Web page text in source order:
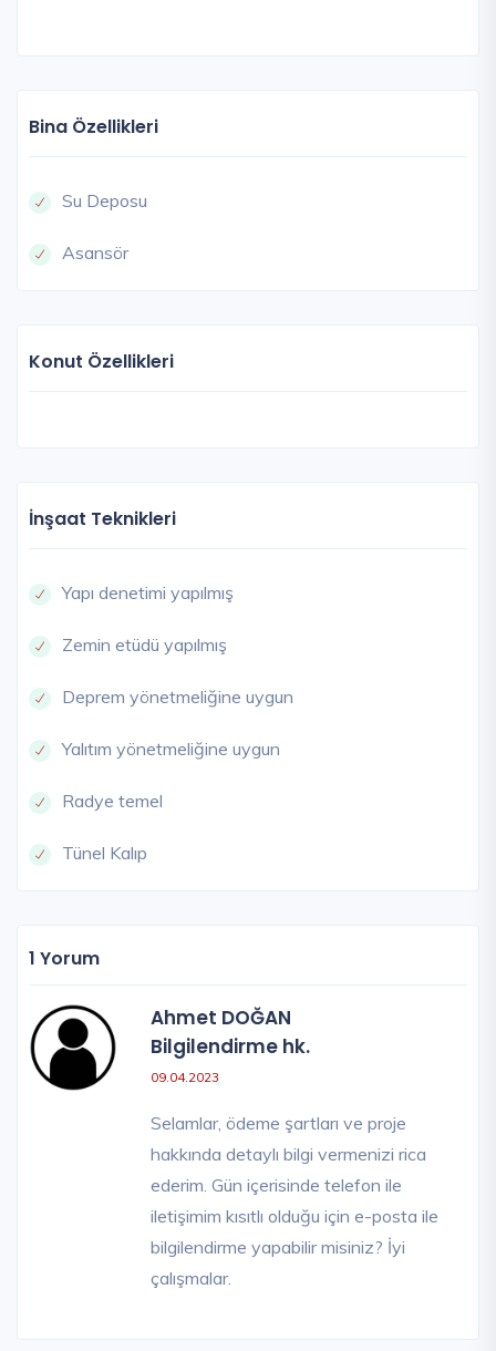
Bina Özellikleri
Su Deposu
Asansör
Konut Özellikleri
İnşaat Teknikleri
Yapı denetimi yapılmış
Zemin etüdü yapılmış
Deprem yönetmeliğine uygun
Yalıtım yönetmeliğine uygun
Radye temel
Tünel Kalıp
1 Yorum
Ahmet DOĞAN
Bilgilendirme hk.
09.04.2023
Selamlar, ödeme şartları ve proje
hakkında detaylı bilgi vermenizi rica
ederim. Gün içerisinde telefon ile
iletişimim kısıtlı olduğu için e-posta ile
bilgilendirme yapabilir misiniz? İyi
çalışmalar.